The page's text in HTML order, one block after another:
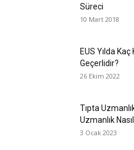
Süreci
10 Mart 2018
EUS Yılda Kaç
Geçerlidir?
26 Ekim 2022
Tıpta
Uzmanlık
3 Ocak 2023